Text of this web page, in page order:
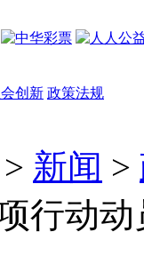
创新 政策法规
> 新闻 >
行动